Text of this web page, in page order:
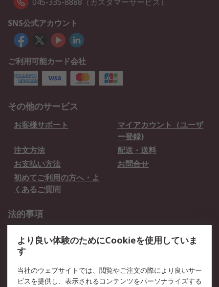
045-335-8888（カスタマーサービス）
SNS公式アカウント
ご利用可能カード会社
その他のサービス
お客様サポート
マイアカウント（ユーザ
ー登録)
注文方法
配送・送料
お支払い方法
お問合せ
初めてご利用の方へ・よ
くあるご質問
法的事項
クッキーポリシー
RSについて
より良い体験のためにCookieを使用していま
す
当社のウェブサイトでは、閲覧やご注文の際により良いサー
ビスを提供し、表示されるコンテンツをパーソナライズする